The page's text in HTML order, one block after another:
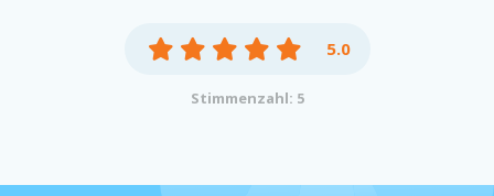
5.0
Stimmenzahl: 5